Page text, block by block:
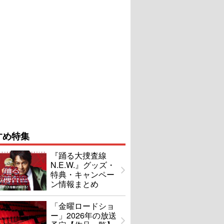
特集
『踊る大捜査線
N.E.W.』グッズ・
特典・キャンペー
ン情報まとめ
「金曜ロードショ
ー」2026年の放送